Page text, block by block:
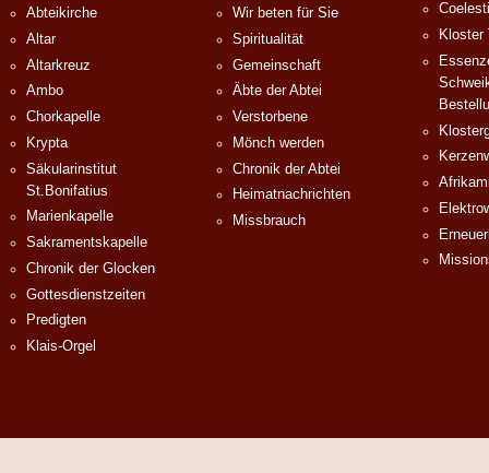
Abteikirche
Altar
Altarkreuz
Ambo
Chorkapelle
Krypta
Säkularinstitut
St.Bonifatius
Marienkapelle
Sakramentskapelle
Chronik der Glocken
Gottesdienstzeiten
Predigten
Klais-Orgel
Wir beten für Sie
Spiritualität
Gemeinschaft
Äbte der Abtei
Verstorbene
Mönch werden
Chronik der Abtei
Heimatnachrichten
Missbrauch
Kloster